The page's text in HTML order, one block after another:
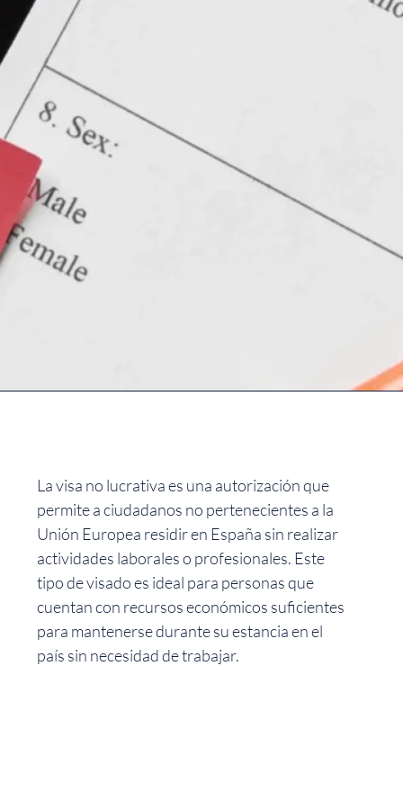
La visa no lucrativa es una autorización que
permite a ciudadanos no pertenecientes a la
Unión Europea residir en España sin realizar
actividades laborales o profesionales. Este
tipo de visado es ideal para personas que
cuentan con recursos económicos suficientes
para mantenerse durante su estancia en el
país sin necesidad de trabajar.